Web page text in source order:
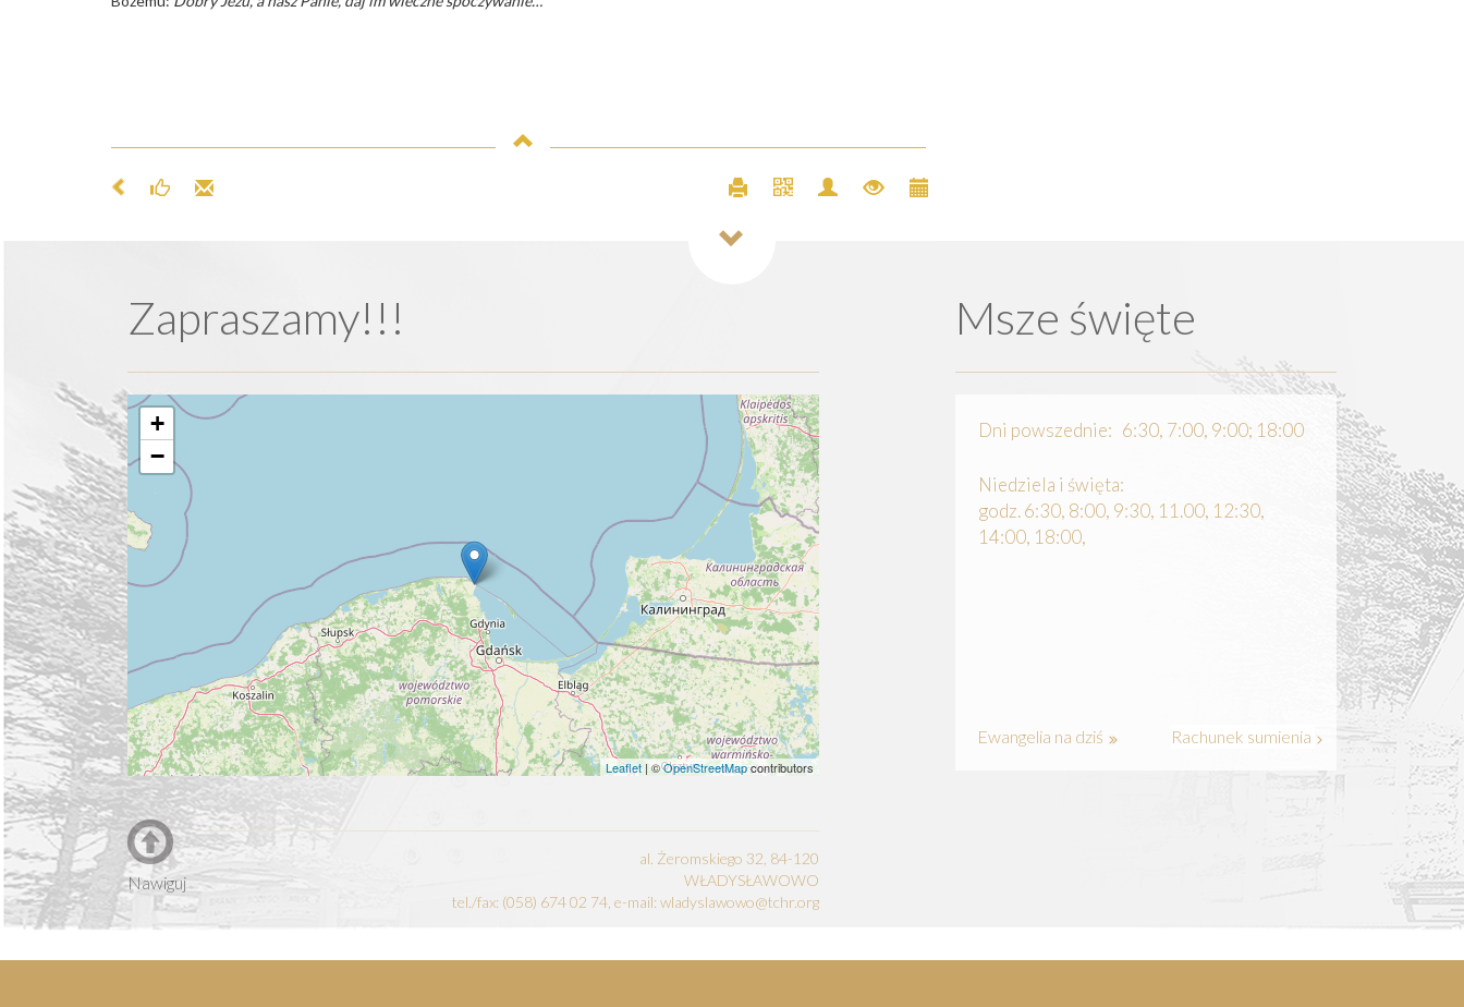
Zapraszamy!!!
+
−
Leaflet | ©OpenStreetMapcontributors
Nawiguj
al. Żeromskiego 32, 84-120
WŁADYSŁAWOWO
tel./fax: (058) 674 02 74, e-mail: wladyslawowo@tchr.org
Msze święte
Dni powszednie: 6:30, 7:00, 9:00; 18:00
Niedziela i święta:
godz. 6:30, 8:00, 9:30, 11.00, 12:30,
14:00, 18:00,
Ewangelia na dziś Rachunek sumienia